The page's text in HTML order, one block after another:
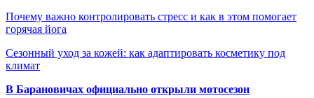
Почему важно контролировать стресс и как в этом помогает
горячая йога
Сезонный уход за кожей: как адаптировать косметику под
климат
В Барановичах официально открыли мотосезон